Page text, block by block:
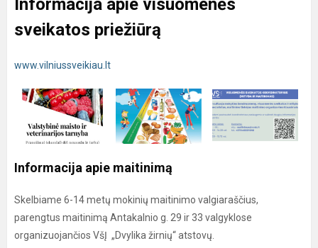
Informacija apie visuomenės
sveikatos priežiūrą
www.vilniussveikiau.lt
Informacija apie maitinimą
Skelbiame 6-14 metų mokinių maitinimo valgiaraščius,
parengtus maitinimą Antakalnio g. 29 ir 33 valgyklose
organizuojančios VšĮ „Dvylika žirnių“ atstovų.